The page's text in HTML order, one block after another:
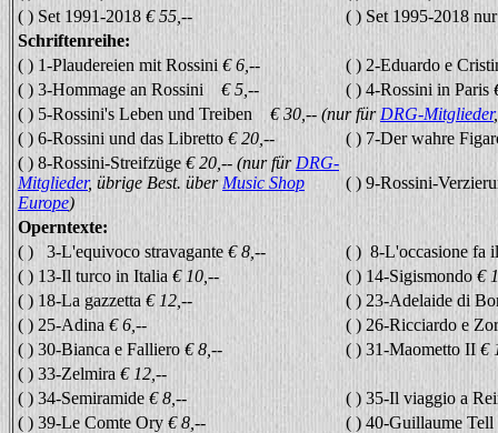
( ) Set 1991-2018 € 55,--
( ) Set 1995-2018
Schriftenreihe:
( ) 1-Plaudereien mit Rossini € 6,--
( ) 2-Eduardo e
( ) 3-Hommage an Rossini € 5,-- ( ) 4-Rossini in Paris
( ) 5-Rossini's Leben und Treiben € 30,-- (nur für DRG-Mitglieder
( ) 6-Rossini und das Libretto € 20,--
( ) 7-Der wahre
( ) 8-Rossini-Streifzüge€ 20,-- (nur für DRG-
Mitglieder, übrige Best. über Music Shop
Europe)
( ) 9-Rossini-
Operntexte:
( ) 3-L'equivoco stravagante € 8,--
( ) 8-L'occasione fa
( ) 13-Il turco in Italia € 10,-- ( ) 14-Sigismondo €
( ) 18-La gazzetta € 12,--
( ) 23-Adelaide di
( ) 25-Adina € 6,--
( ) 26-Ricciardo e
( ) 30-Bianca e Falliero € 8,-- ( ) 31-Maometto II €
( ) 33-Zelmira € 12,--
( ) 34-Semiramide € 8,--
( ) 35-Il viaggio a
( ) 39-Le Comte Ory € 8,--
( ) 40-Guillaume Tell